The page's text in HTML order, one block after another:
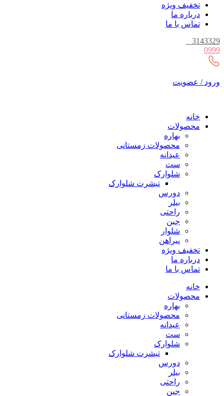
تخفیف ویژه
درباره ما
تماس با ما
3143329
0999
ورود / عضویت
خانه
محصولات
بهاره
محصولات زمستانی
عیدانه
ست
شلوارک
تیشرت شلوارک
دورس
بیلر
راحتی
جین
شلوار
پیراهن
تخفیف ویژه
درباره ما
تماس با ما
خانه
محصولات
بهاره
محصولات زمستانی
عیدانه
ست
شلوارک
تیشرت شلوارک
دورس
بیلر
راحتی
جین